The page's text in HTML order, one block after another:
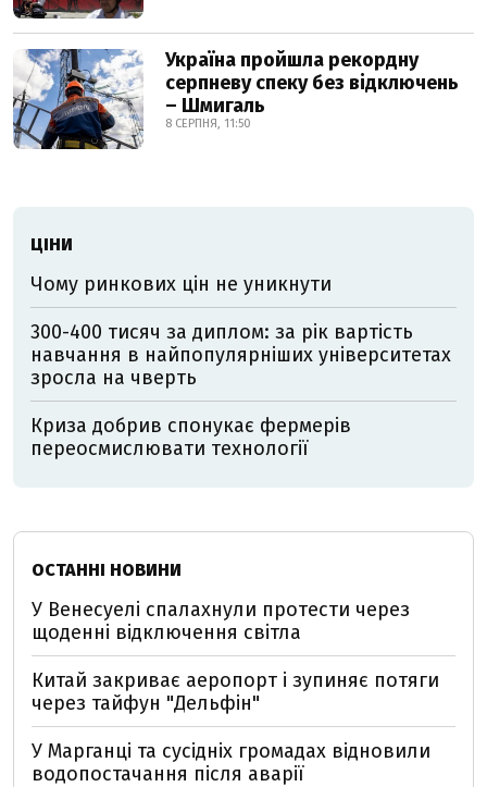
Україна пройшла рекордну
серпневу спеку без відключень
– Шмигаль
8 СЕРПНЯ, 11:50
ЦІНИ
Чому ринкових цін не уникнути
300-400 тисяч за диплом: за рік вартість
навчання в найпопулярніших університетах
зросла на чверть
Криза добрив спонукає фермерів
переосмислювати технології
ОСТАННІ НОВИНИ
У Венесуелі спалахнули протести через
щоденні відключення світла
Китай закриває аеропорт і зупиняє потяги
через тайфун "Дельфін"
У Марганці та сусідніх громадах відновили
водопостачання після аварії